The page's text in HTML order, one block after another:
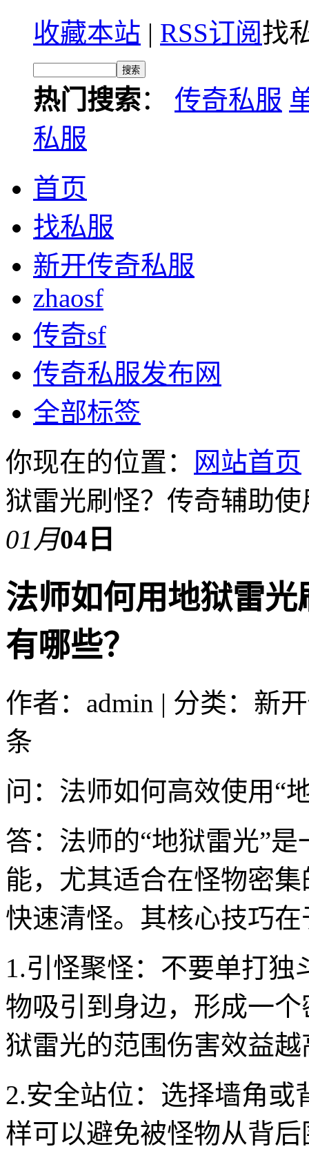
收藏本站 | RSS订阅找
热门搜索： 传奇私服
私服
首页
找私服
新开传奇私服
zhaosf
传奇sf
传奇私服发布网
全部标签
你现在的位置：
网站首页
狱雷光刷怪？传奇辅助
01月04日
法师如何用地狱雷
有哪些？
作者：admin | 分类：新
条
问：法师如何高效使用“
答：法师的“地狱雷光”
能，尤其适合在怪物密
快速清怪。其核心技巧在
1.引怪聚怪：不要单打
物吸引到身边，形成一
狱雷光的范围伤害效益越
2.安全站位：选择墙角
样可以避免被怪物从背